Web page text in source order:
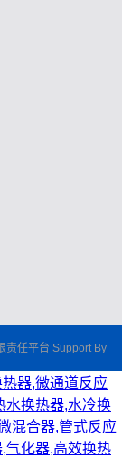
责任平台 Support By
器,微通道反应
水换热器,水冷换
混合器,管式反应
气化器,高效换热